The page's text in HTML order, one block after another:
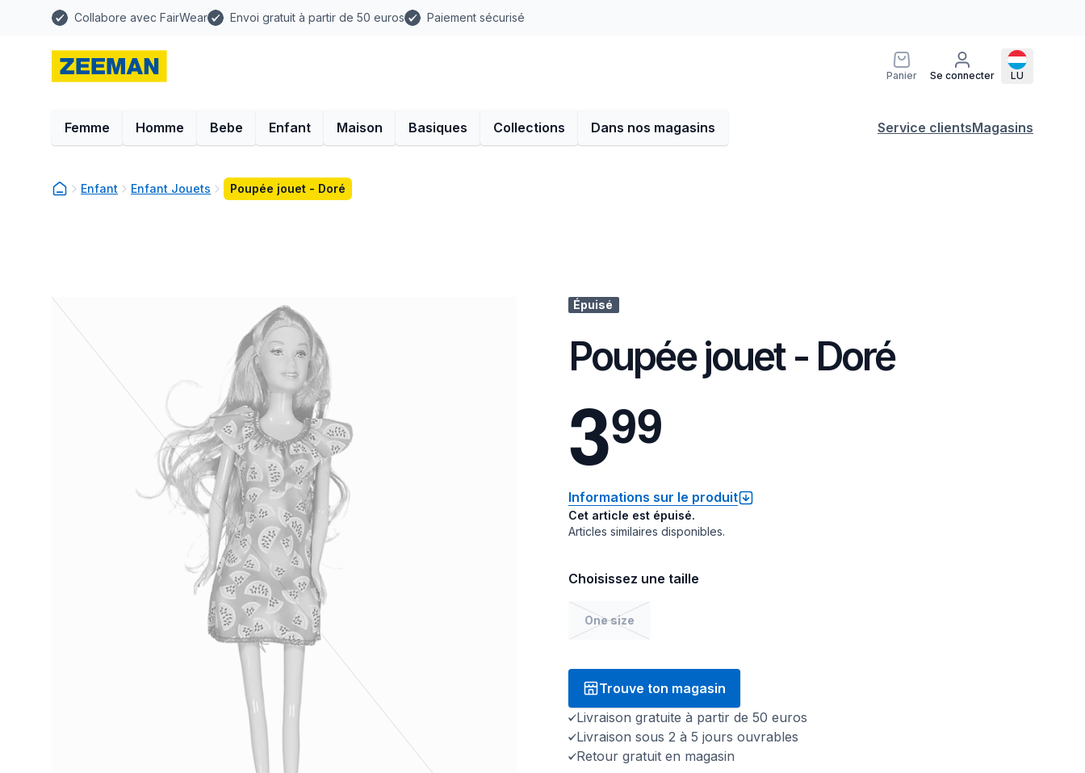
Collabore avec FairWear Envoi gratuit à partir de 50 euros Paiement sécurisé
Panier Se connecter LU
Femme Homme Bebe Enfant Maison Basiques Collections Dans nos magasins Service clientsMagasins
Enfant Enfant Jouets Poupée jouet - Doré
Épuisé
Poupée jouet - Doré
399
Informations sur le produit
Cet article est épuisé.
Articles similaires disponibles.
Choisissez une taille
One size
Trouve ton magasin
Livraison gratuite à partir de 50 euros
Livraison sous 2 à 5 jours ouvrables
Retour gratuit en magasin